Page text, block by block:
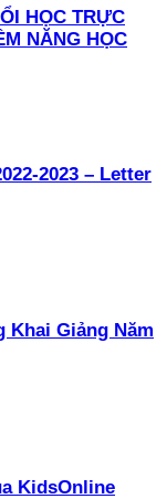
HỌC TRỰC
NĂNG HỌC
2023 – Letter
Khai Giảng Năm
KidsOnline